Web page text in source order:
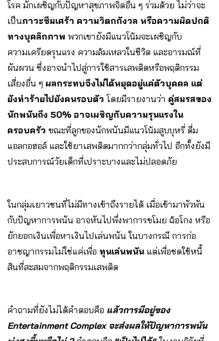
โรค มักเผชิญกับปัญหาสุขภาพจิตอื่น ๆ ร่วมด้วย ไม่ว่าจะ
เป็นภาวะซึมเศร้า ความวิตกกังวล หรือความผิดปกติ
ทางบุคลิกภาพ พวกเขายังมีแนวโน้มจะเผชิญกับ
ความเครียดรุนแรง ความล้มเหลวในชีวิต และอารมณ์ที่
ผันผวน ซึ่งอาจนำไปสู่การใช้สารเสพติดหรือพฤติกรรม
เสี่ยงอื่น ๆ ผลกระทบจึงไม่ได้หยุดอยู่แค่ตัวบุคคล แต่
ยังทำร้ายไปยังคนรอบตัวโดยมีรายงานว่า คู่สมรสของ
นักพนันถึง 50% อาจเผชิญกับความรุนแรงใน
ครอบครัว ขณะที่ลูกของนักพนันมีแนวโน้มสูบบุหรี่ ดื่ม
แอลกอฮอล์ และใช้ยาเสพติดมากกว่ากลุ่มทั่วไป อีกทั้งยังมี
ประสบการณ์วัยเด็กที่เปราะบางและไม่ปลอดภัย
ในกลุ่มเยาวชนที่ไม่มีทางเข้าถึงรายได้ เมื่อเข้ามาพัวพัน
กับปัญหาการพนัน อาจหันไปพึ่งพาการขโมย ฉ้อโกง หรือ
ยักยอกเงินเพื่อหาเงินไปเล่นพนัน ในบางกรณี การก่อ
อาชญากรรมไม่ใช่แค่เพื่อ ทุนเล่นพนัน แต่เพื่อชดใช้หนี้
สินที่สะสมจากพฤติกรรมเสพติด
คำถามที่ยังไม่ได้คำตอบคือ แล้วการมีอยู่ของ
Entertainment Complex จะส่งผลให้ปัญหาการพนัน